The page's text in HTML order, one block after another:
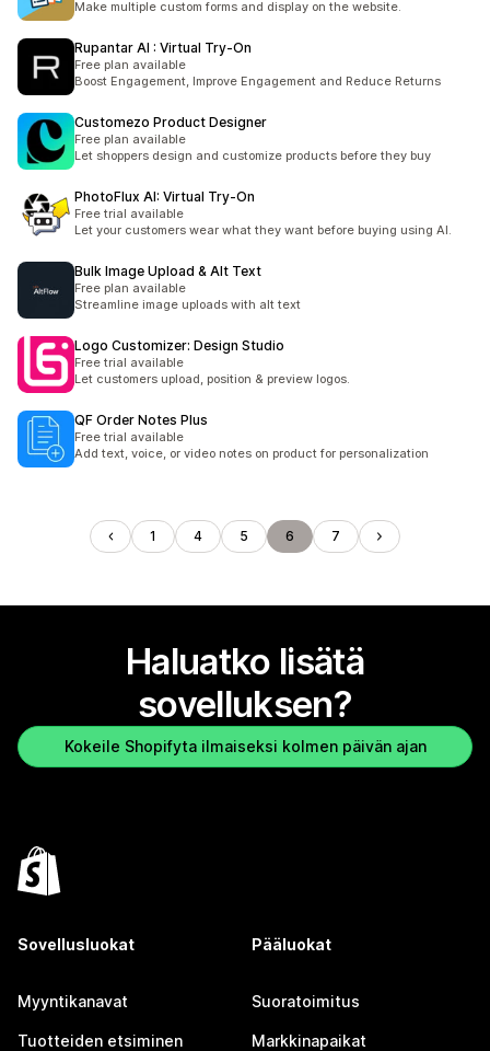
Make multiple custom forms and display on the website.
Rupantar AI : Virtual Try‑On
Free plan available
Boost Engagement, Improve Engagement and Reduce Returns
Customezo Product Designer
Free plan available
Let shoppers design and customize products before they buy
PhotoFlux AI: Virtual Try‑On
Free trial available
Let your customers wear what they want before buying using AI.
Bulk Image Upload & Alt Text
Free plan available
Streamline image uploads with alt text
Logo Customizer: Design Studio
Free trial available
Let customers upload, position & preview logos.
QF Order Notes Plus
Free trial available
Add text, voice, or video notes on product for personalization
1 4 5 6 7
Haluatko lisätä
sovelluksen?
Kokeile Shopifyta ilmaiseksi kolmen päivän ajan
Sovellusluokat
Myyntikanavat
Tuotteiden etsiminen
Pääluokat
Suoratoimitus
Markkinapaikat